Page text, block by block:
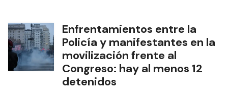
Enfrentamientos entre la
Policía y manifestantes en la
movilización frente al
Congreso: hay al menos 12
detenidos